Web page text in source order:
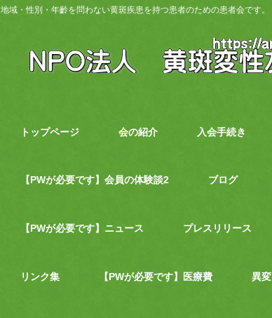
地域・性別・年齡を問わない黄斑疾患を持つ患者のための患者会です。
トップページ 会の紹介 入会手続き
【PWが必要です】会員の体験談2 ブログ
【PWが必要です】ニュース プレスリリース
リンク集 【PWが必要です】医療費 異